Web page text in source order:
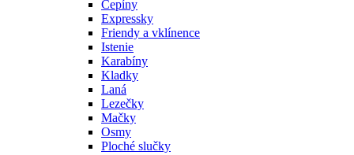
Cepíny
Expressky
Friendy a vklínence
Istenie
Karabíny
Kladky
Laná
Lezečky
Mačky
Osmy
Ploché slučky